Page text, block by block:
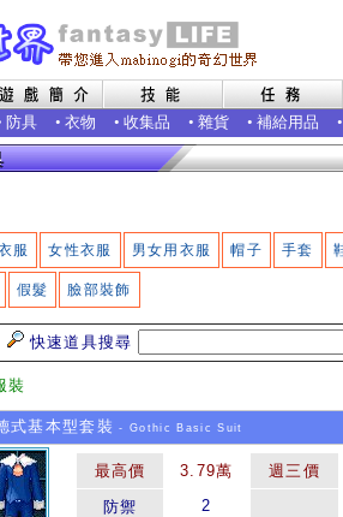
防具 • 衣物 • 收集品 • 雜貨 • 補給用品 •
服 女性衣服 男女用衣服 帽子 手套
假髮 臉部裝飾
快速道具搜尋
裝
式基本型套裝 - Gothic Basic Suit
最高價 3.79萬 週三價
防禦
2